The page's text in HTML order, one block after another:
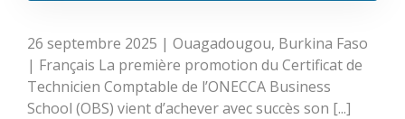
26 septembre 2025 | Ouagadougou, Burkina Faso
| Français La première promotion du Certificat de
Technicien Comptable de l’ONECCA Business
School (OBS) vient d’achever avec succès son [...]